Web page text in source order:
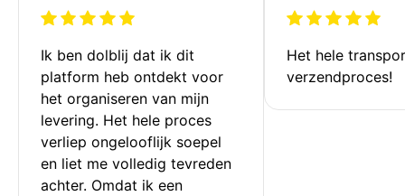
Ik ben dolblij dat ik dit
platform heb ontdekt voor
het organiseren van mijn
levering. Het hele proces
verliep ongelooflijk soepel
en liet me volledig tevreden
achter. Omdat ik een
Het hele
verzendproces!